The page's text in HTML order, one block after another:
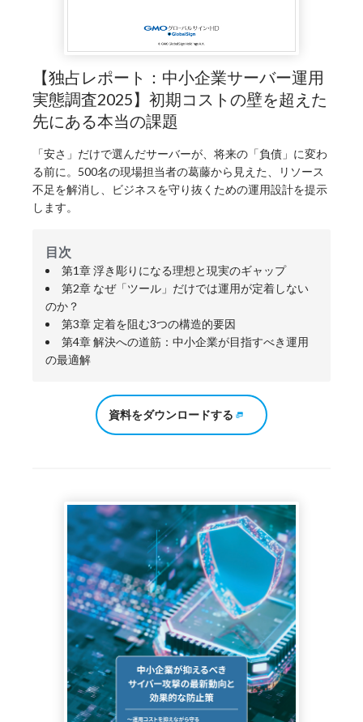
【独占レポート：中小企業サーバー運用
実態調査2025】初期コストの壁を超えた
先にある本当の課題
「安さ」だけで選んだサーバーが、将来の「負債」に変わ
る前に。500名の現場担当者の葛藤から見えた、リソース
不足を解消し、ビジネスを守り抜くための運用設計を提示
します。
目次
第1章 浮き彫りになる理想と現実のギャップ
第2章 なぜ「ツール」だけでは運用が定着しない
のか？
第3章 定着を阻む3つの構造的要因
第4章 解決への道筋：中小企業が目指すべき運用
の最適解
資料をダウンロードする